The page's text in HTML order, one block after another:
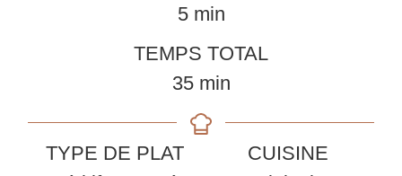
5minutes
min
TEMPS TOTAL
35minutes
min
TYPE DE PLAT
CUISINE